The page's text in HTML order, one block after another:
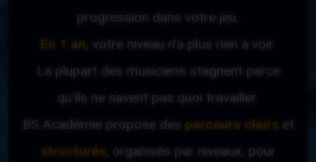
progression dans votre jeu.
En 1 an, votre niveau n’a plus rien à voir.
La plupart des musiciens stagnent parce
qu’ils ne savent pas quoi travailler.
BS Académie propose des parcours clairs et
structurés, organisés par niveaux, pour